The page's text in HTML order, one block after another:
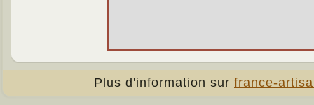
Plus d'information sur france-